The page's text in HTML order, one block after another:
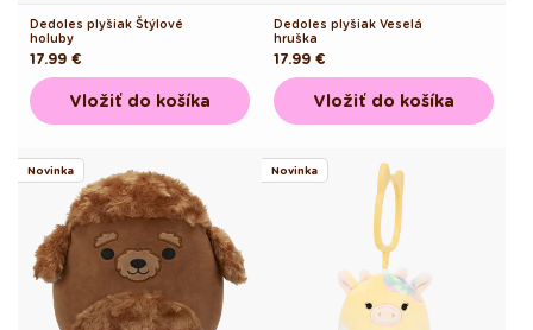
Dedoles plyšiak Štýlové
holuby
Pôvodná
cena
17.99 €
Vložiť do košíka
Dedoles plyšiak Veselá
hruška
Pôvodná
cena
17.99 €
Vložiť do košíka
Novinka Novinka